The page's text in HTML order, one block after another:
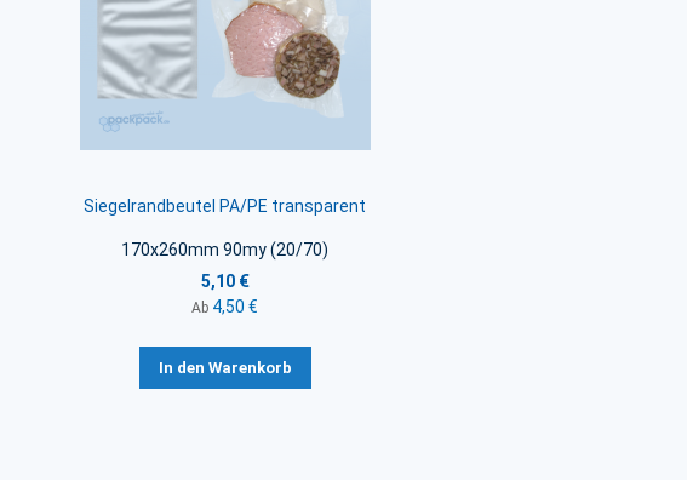
Siegelrandbeutel PA/PE transparent
170x260mm 90my (20/70)
5,10 €
Ab 4,50 €
In den Warenkorb